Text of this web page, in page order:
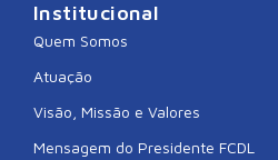
Institucional
Quem Somos
Atuação
Visão, Missão e Valores
Mensagem do Presidente FCDL